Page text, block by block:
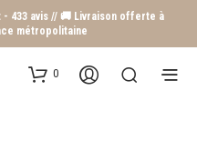
- 433 avis // 🚚 Livraison offerte à
métropolitaine
0